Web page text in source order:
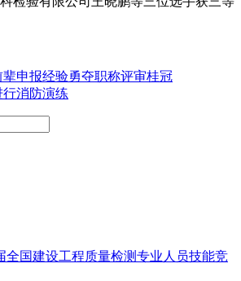
辈申报经验勇夺职称评审桂冠
行消防演练
全国建设工程质量检测专业人员技能竞